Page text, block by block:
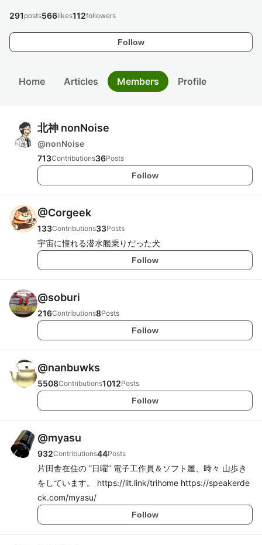
Follow
291 posts566likes112followers
Home Articles Members Profile
北神 nonNoise
@nonNoise
713Contributions36Posts
Follow
@Corgeek
133Contributions33Posts
宇宙に憧れる潜水艦乗りだった犬
Follow
@soburi
216Contributions8Posts
Follow
@nanbuwks
5508Contributions1012Posts
Follow
@myasu
932Contributions44Posts
片田舎在住の ”日曜” 電子工作員＆ソフト屋、時々 山歩き
をしています。 https://lit.link/trihome https://speakerde
ck.com/myasu/
Follow